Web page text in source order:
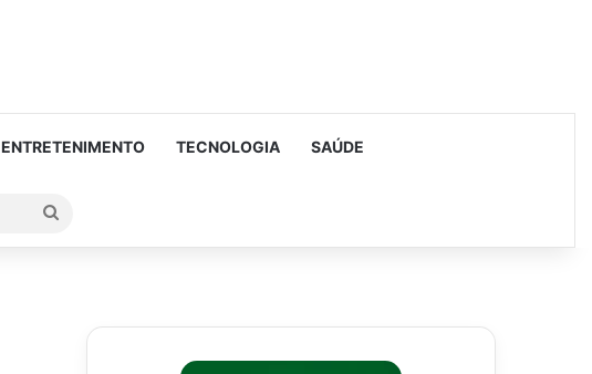
ENTRETENIMENTO TECNOLOGIA SAÚDE
por